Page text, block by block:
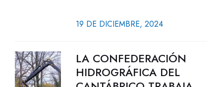
19 DE DICIEMBRE, 2024
LA CONFEDERACIÓN
HIDROGRÁFICA DEL